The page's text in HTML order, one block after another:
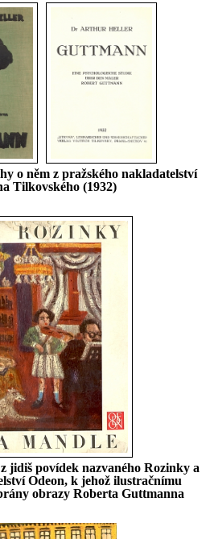
o něm z pražského nakladatelství
Tilkovského (1932)
jidiš povídek nazvaného Rozinky a
Odeon, k jehož ilustračnímu
obrazy Roberta Guttmanna